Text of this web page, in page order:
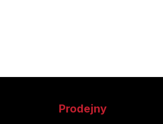
Prodejny